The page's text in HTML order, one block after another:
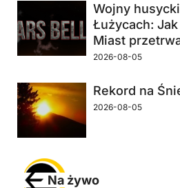
Wojny
Łużycach:
Miast
2026-08-05
Rekord na
2026-08-05
Na żywo